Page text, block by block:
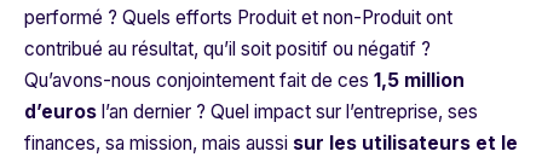
performé ? Quels efforts Produit et non-Produit ont
contribué au résultat, qu’il soit positif ou négatif ?
Qu’avons-nous conjointement fait de ces 1,5 million
d’euros l’an dernier ? Quel impact sur l’entreprise, ses
finances, sa mission, mais aussi sur les utilisateurs et le